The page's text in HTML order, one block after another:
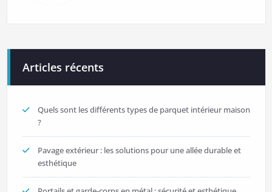
Articles récents
Quels sont les différents types de parquet intérieur maison
?
Pavage extérieur : les solutions pour une allée durable et
esthétique